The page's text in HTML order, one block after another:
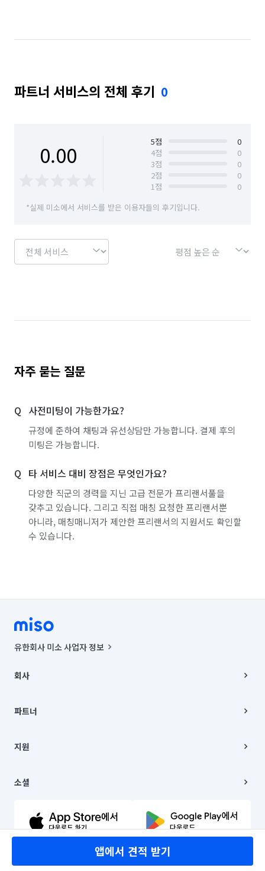
파트너 서비스의 전체 후기 0
0.00 5점
0
4점
0
3점
0
2점
0
1점
0
*실제 미소에서 서비스를 받은 이용자들의 후기입니다.
자주 묻는 질문
사전미팅이 가능한가요?
규정에 준하여 채팅과 유선상담만 가능합니다. 결제 후의
미팅은 가능합니다.
타 서비스 대비 장점은 무엇인가요?
다양한 직군의 경력을 지닌 고급 전문가 프리랜서풀을
갖추고 있습니다. 그리고 직접 매칭 요청한 프리랜서뿐
아니라, 매칭매니저가 제안한 프리랜서의 지원서도 확인할
수 있습니다.
앱에서 견적 받기
유한회사 미소 사업자 정보
00019 |
주소 | 본사: 서울특별시 종로구 율곡로 6(중학동, 트윈트리빌딩) B동 5층
컨택센터 : 서울특별시 종로구 수송동 율곡로 24, 7층, 8층 미소
상품, 상품정보, 거래에 관한 의무와 책임은 거래당사자에게 있습니다.
언론 보도 관련 문의:
© 유한회사 미소. Miso, Inc. All Rights Reserved.
회사
채용
파트너
이사
지원
이용약관
문의하기
소셜
유튜브